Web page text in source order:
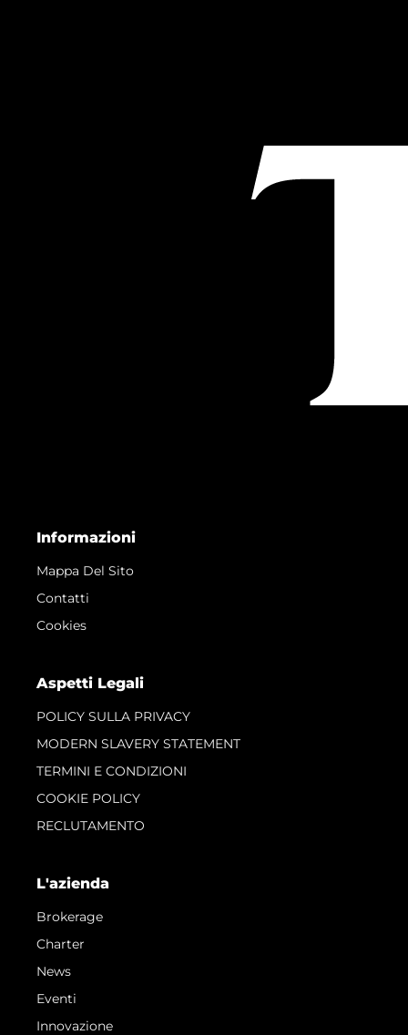
Informazioni
Mappa Del Sito
Contatti
Cookies
Aspetti Legali
POLICY SULLA PRIVACY
MODERN SLAVERY STATEMENT
TERMINI E CONDIZIONI
COOKIE POLICY
RECLUTAMENTO
L'azienda
Brokerage
Charter
News
Eventi
Innovazione